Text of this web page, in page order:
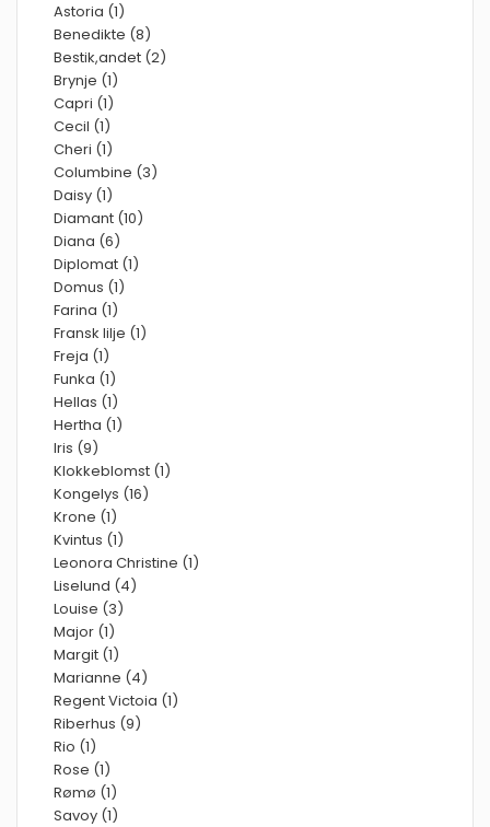
Astoria (1)
Benedikte (8)
Bestik,andet (2)
Brynje (1)
Capri (1)
Cecil (1)
Cheri (1)
Columbine (3)
Daisy (1)
Diamant (10)
Diana (6)
Diplomat (1)
Domus (1)
Farina (1)
Fransk lilje (1)
Freja (1)
Funka (1)
Hellas (1)
Hertha (1)
Iris (9)
Klokkeblomst (1)
Kongelys (16)
Krone (1)
Kvintus (1)
Leonora Christine (1)
Liselund (4)
Louise (3)
Major (1)
Margit (1)
Marianne (4)
Regent Victoia (1)
Riberhus (9)
Rio (1)
Rose (1)
Rømø (1)
Savoy (1)